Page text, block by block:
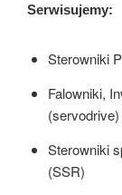
Serwisujemy:
Sterowniki
Falowniki,
(servodrive)
Sterowniki
(SSR)